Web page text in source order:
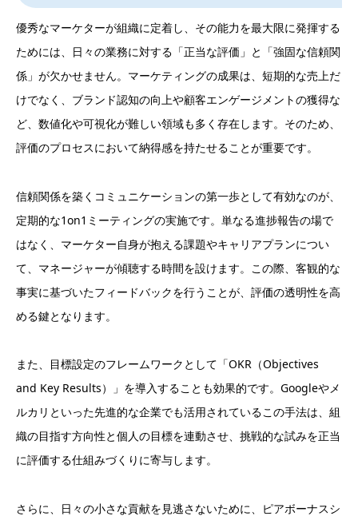
優秀なマーケターが組織に定着し、その能力を最大限に発揮する
ためには、日々の業務に対する「正当な評価」と「強固な信頼関
係」が欠かせません。マーケティングの成果は、短期的な売上だ
けでなく、ブランド認知の向上や顧客エンゲージメントの獲得な
ど、数値化や可視化が難しい領域も多く存在します。そのため、
評価のプロセスにおいて納得感を持たせることが重要です。
信頼関係を築くコミュニケーションの第一歩として有効なのが、
定期的な1on1ミーティングの実施です。単なる進捗報告の場で
はなく、マーケター自身が抱える課題やキャリアプランについ
て、マネージャーが傾聴する時間を設けます。この際、客観的な
事実に基づいたフィードバックを行うことが、評価の透明性を高
める鍵となります。
また、目標設定のフレームワークとして「OKR（Objectives
and Key Results）」を導入することも効果的です。Googleやメ
ルカリといった先進的な企業でも活用されているこの手法は、組
織の目指す方向性と個人の目標を連動させ、挑戦的な試みを正当
に評価する仕組みづくりに寄与します。
さらに、日々の小さな貢献を見逃さないために、ピアボーナスシ